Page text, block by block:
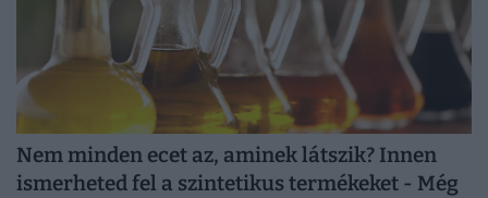
Nem minden ecet az, aminek látszik? Innen
ismerheted fel a szintetikus termékeket - Még